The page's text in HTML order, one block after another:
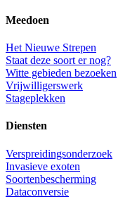
Meedoen
Het Nieuwe Strepen
Staat deze soort er nog?
Witte gebieden bezoeken
Vrijwilligerswerk
Stageplekken
Diensten
Verspreidingsonderzoek
Invasieve exoten
Soortenbescherming
Dataconversie